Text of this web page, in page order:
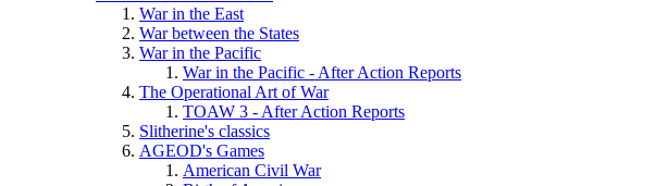
War in the East
War between the States
War in the Pacific
War in the Pacific - After Action Reports
The Operational Art of War
TOAW 3 - After Action Reports
Slitherine's classics
AGEOD's Games
American Civil War